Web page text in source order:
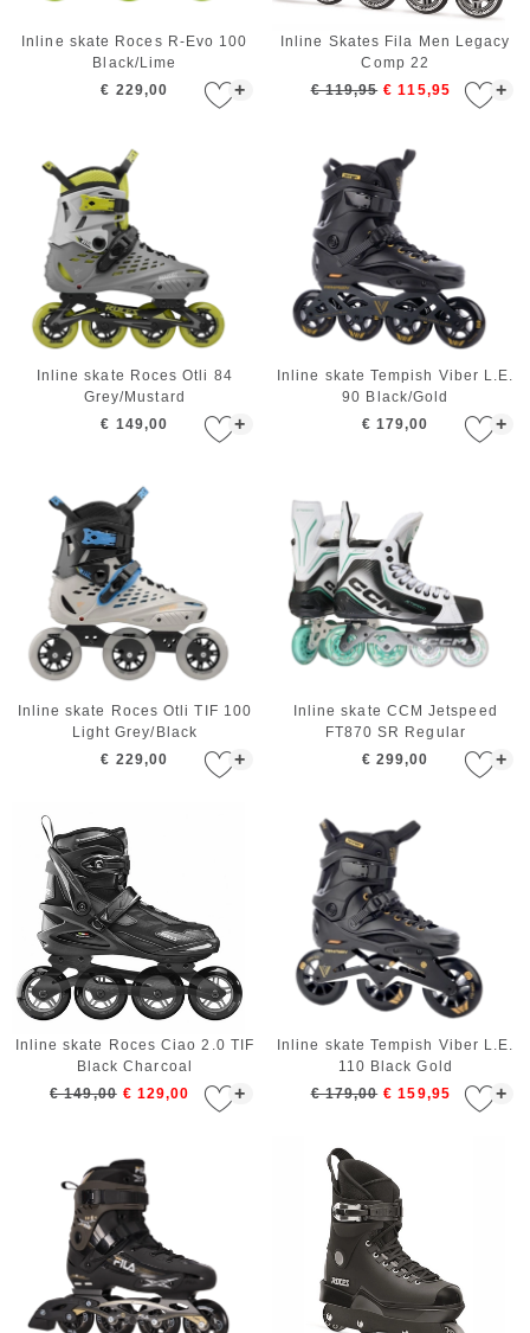
+
Inline skate Roces R-Evo 100
Black/Lime
€ 229,00
+
Inline Skates Fila Men Legacy
Comp 22
€ 119,95 € 115,95
+
Inline skate Roces Otli 84
Grey/Mustard
€ 149,00
+
Inline skate Tempish Viber L.E.
90 Black/Gold
€ 179,00
+
Inline skate Roces Otli TIF 100
Light Grey/Black
€ 229,00
+
Inline skate CCM Jetspeed
FT870 SR Regular
€ 299,00
+
Inline skate Roces Ciao 2.0 TIF
Black Charcoal
€ 149,00 € 129,00 +
Inline skate Tempish Viber L.E.
110 Black Gold
€ 179,00 € 159,95